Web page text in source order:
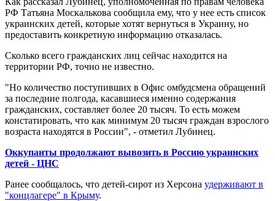
РФ Татьяна Москалькова сообщила ему, что у нее есть список
украинских детей, которые хотят вернуться в Украину, но
предоставить конкретную информацию отказалась.
Сколько всего гражданских лиц сейчас находится на
территории РФ, точно не известно.
"Но количество поступивших в Офис омбудсмена обращений
за последние полгода, касавшиеся именно содержания
гражданских, составляет более 20 тысяч. То есть можем
констатировать, что как минимум 20 тысяч граждан взрослого
возраста находятся в России", - отметил Лубинец.
Оккупанты продолжают вывозить в Россию украинских
детей - ЦНС
Ранее сообщалось, что детей-сирот из Херсона удерживают в
"концлагере" в Крыму.